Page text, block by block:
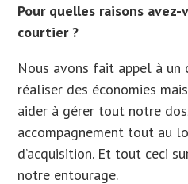
Pour quelles raisons
courtier ?
Nous avons fait appel à
réaliser des économies
aider à gérer tout notre
accompagnement tout au
d’acquisition. Et tout ceci
notre entourage.